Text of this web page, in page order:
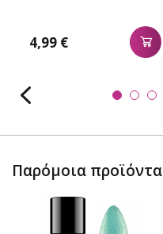
4,99 €
Παρόμοια προϊόντα